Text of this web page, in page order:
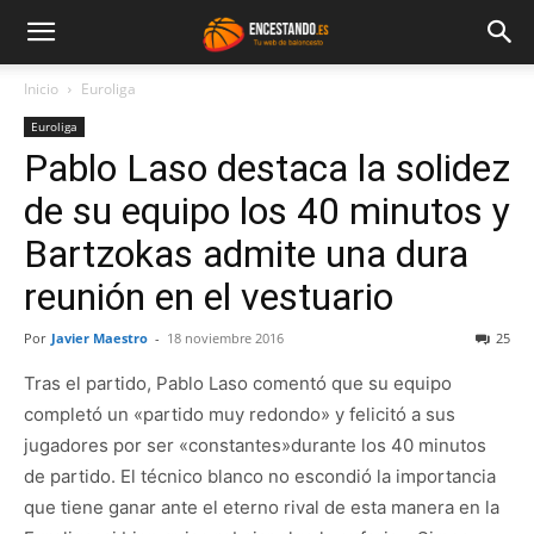
Inicio Euroliga
Euroliga
Pablo Laso destaca la solidez
de su equipo los 40 minutos y
Bartzokas admite una dura
reunión en el vestuario
Por Javier Maestro - 18 noviembre 2016 25
Tras el partido, Pablo Laso comentó que su equipo
completó un «partido muy redondo» y felicitó a sus
jugadores por ser «constantes»durante los 40 minutos
de partido. El técnico blanco no escondió la importancia
que tiene ganar ante el eterno rival de esta manera en la